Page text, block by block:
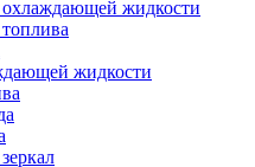
жидкости
жидкости